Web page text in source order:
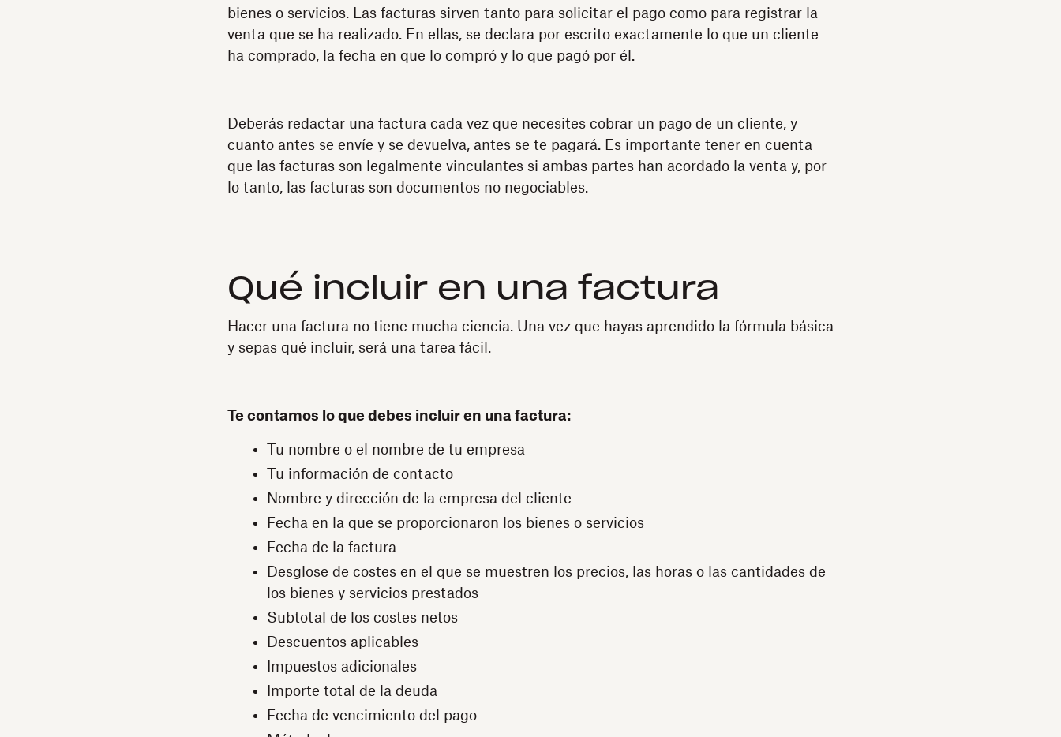
bienes o servicios. Las facturas sirven tanto para solicitar el pago como para registrar la
venta que se ha realizado. En ellas, se declara por escrito exactamente lo que un cliente
ha comprado, la fecha en que lo compró y lo que pagó por él.
Deberás redactar una factura cada vez que necesites cobrar un pago de un cliente, y
cuanto antes se envíe y se devuelva, antes se te pagará. Es importante tener en cuenta
que las facturas son legalmente vinculantes si ambas partes han acordado la venta y, por
lo tanto, las facturas son documentos no negociables.
Qué incluir en una factura
Hacer una factura no tiene mucha ciencia. Una vez que hayas aprendido la fórmula básica
y sepas qué incluir, será una tarea fácil.
Te contamos lo que debes incluir en una factura:
Tu nombre o el nombre de tu empresa
Tu información de contacto
Nombre y dirección de la empresa del cliente
Fecha en la que se proporcionaron los bienes o servicios
Fecha de la factura
Desglose de costes en el que se muestren los precios, las horas o las cantidades de
los bienes y servicios prestados
Subtotal de los costes netos
Descuentos aplicables
Impuestos adicionales
Importe total de la deuda
Fecha de vencimiento del pago